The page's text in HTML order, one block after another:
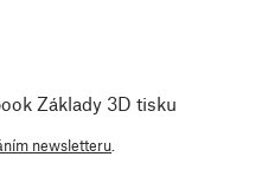
Základy 3D tisku
newsletteru.